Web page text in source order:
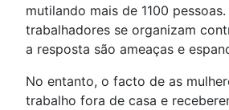
mutilando mais de 1100
trabalhadores se organizam
a resposta são ameaças e
No entanto, o facto de as
trabalho fora de casa e